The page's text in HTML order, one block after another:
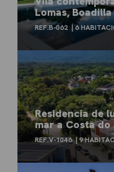
Lomas,
REF.B-062 6
Residencia de
mar a Costa do
REF.V-1046 9